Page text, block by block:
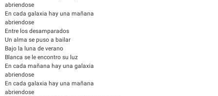
abriendose
En cada galaxia hay una mañana
abriendose
Entre los desamparados
Un alma se puso a bailar
Bajo la luna de verano
Blanca se le encontro su luz
En cada mañana hay una galaxia
abriendose
En cada galaxia hay una mañana
abriendose